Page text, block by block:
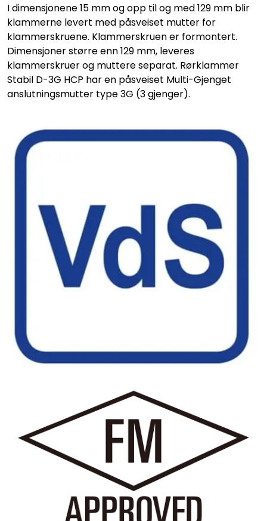
I dimensjonene 15 mm og opp til og med 129 mm blir
klammerne levert med påsveiset mutter for
klammerskruene. Klammerskruen er formontert.
Dimensjoner større enn 129 mm, leveres
klammerskruer og muttere separat. Rørklammer
Stabil D-3G HCP har en påsveiset Multi-Gjenget
anslutningsmutter type 3G (3 gjenger).